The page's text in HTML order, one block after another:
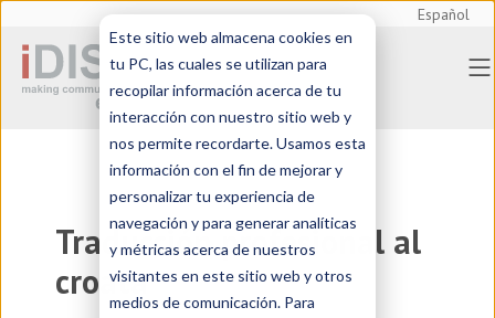
Este sitio web almacena cookies en
tu PC, las cuales se utilizan para
recopilar información acerca de tu
interacción con nuestro sitio web y
nos permite recordarte. Usamos esta
información con el fin de mejorar y
personalizar tu experiencia de
navegación y para generar analíticas
y métricas acerca de nuestros
visitantes en este sitio web y otros
medios de comunicación. Para
Español
Traducción profesional al
croata